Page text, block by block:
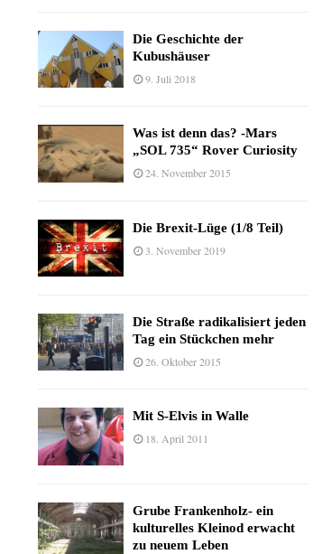
Die Geschichte der
Kubushäuser
9. Juli 2018
Was ist denn das? -Mars
„SOL 735“ Rover Curiosity
24. November 2015
Die Brexit-Lüge (1/8 Teil)
3. November 2019
Die Straße radikalisiert jeden
Tag ein Stückchen mehr
26. Oktober 2015
Mit S-Elvis in Walle
18. April 2011
Grube Frankenholz- ein
kulturelles Kleinod erwacht
zu neuem Leben